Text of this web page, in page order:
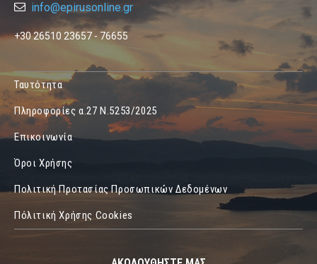
info@epirusonline.gr
+30 26510 23657 - 76655
Ταυτότητα
Πληροφορίες α.27 Ν.5253/2025
Επικοινωνία
Όροι Χρήσης
Πολιτική Προτασίας Προσωπικών Δεδομένων
Πόλιτική Χρήσης Cookies